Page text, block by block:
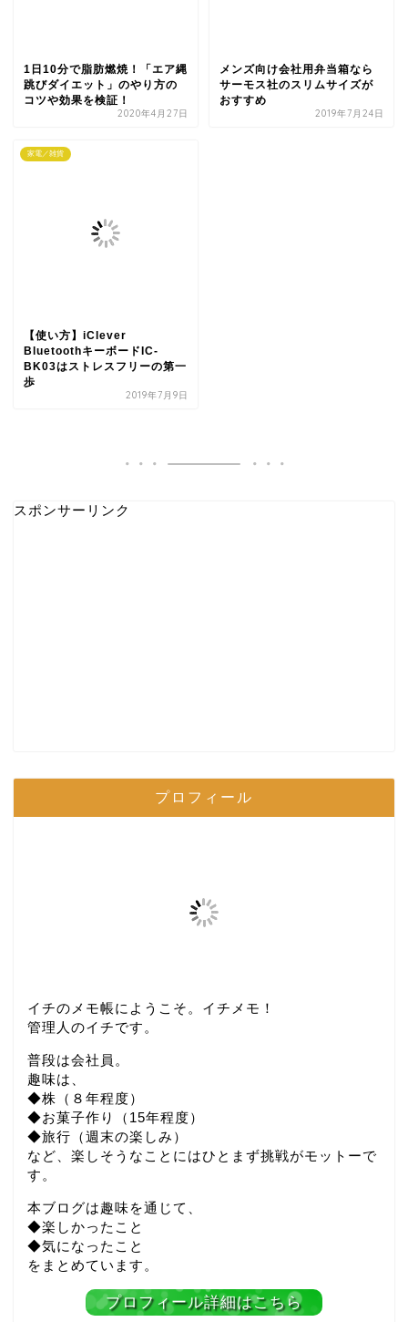
1日10分で脂肪燃焼！「エア縄
跳びダイエット」のやり方の
コツや効果を検証！
2020年4月27日
メンズ向け会社用弁当箱なら
サーモス社のスリムサイズが
おすすめ
2019年7月24日
家電／雑貨
【使い方】iClever
BluetoothキーボードIC-
BK03はストレスフリーの第一
歩
2019年7月9日
スポンサーリンク
プロフィール
イチのメモ帳にようこそ。イチメモ！
管理人のイチです。
普段は会社員。
趣味は、
◆株（８年程度）
◆お菓子作り（15年程度）
◆旅行（週末の楽しみ）
など、楽しそうなことにはひとまず挑戦がモットーで
す。
本ブログは趣味を通じて、
◆楽しかったこと
◆気になったこと
をまとめています。
プロフィール詳細はこちら